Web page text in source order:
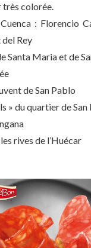
très colorée.
: Florencio
Rey
Santa Maria et de
de San Pablo
» du quartier de
rives de l’Huécar